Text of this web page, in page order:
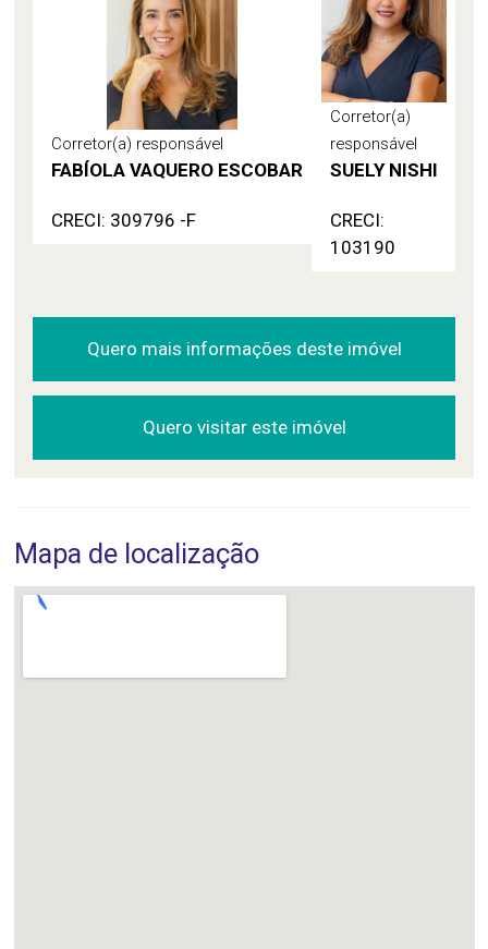
Corretor(a) responsável
FABÍOLA VAQUERO ESCOBAR
CRECI: 309796 -F
Corretor(a)
responsável
SUELY NISHI
CRECI:
103190
Quero mais informações deste imóvel
Quero visitar este imóvel
Mapa de localização